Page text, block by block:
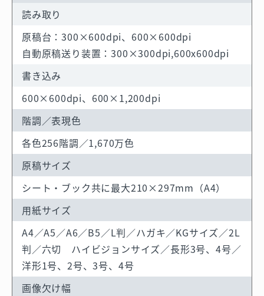
読み取り
原稿台：300×600dpi、600×600dpi
自動原稿送り装置：300×300dpi,600x600dpi
書き込み
600×600dpi、600×1,200dpi
階調／表現色
各色256階調／1,670万色
原稿サイズ
シート・ブック共に最大210×297mm（A4）
用紙サイズ
A4／A5／A6／B5／L判／ハガキ／KGサイズ／2L
判／六切 ハイビジョンサイズ／長形3号、4号／
洋形1号、2号、3号、4号
画像欠け幅